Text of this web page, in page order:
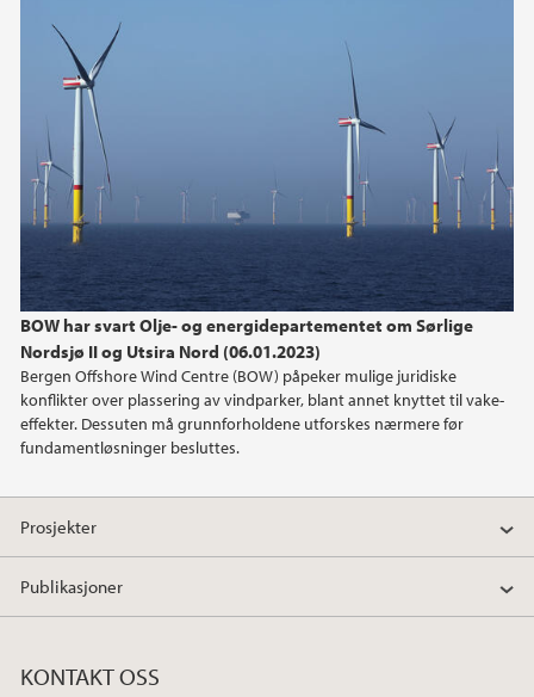
BOW har svart Olje- og energidepartementet om Sørlige
Nordsjø II og Utsira Nord (06.01.2023)
Bergen Offshore Wind Centre (BOW) påpeker mulige juridiske
konflikter over plassering av vindparker, blant annet knyttet til vake-
effekter. Dessuten må grunnforholdene utforskes nærmere før
fundamentløsninger besluttes.
Prosjekter
Publikasjoner
KONTAKT OSS